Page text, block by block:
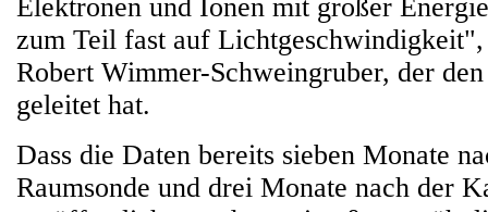
Elektronen und Ionen mit großer
zum Teil fast auf
Robert Wimmer-Schweingruber, der
geleitet hat.
Dass die Daten bereits sieben Monate
Raumsonde und drei Monate nach der